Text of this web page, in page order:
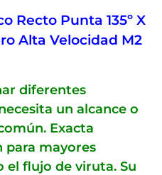
Recto Punta 135º X
Alta Velocidad M2
diferentes
un alcance o
Exacta
para mayores
el flujo de viruta. Su